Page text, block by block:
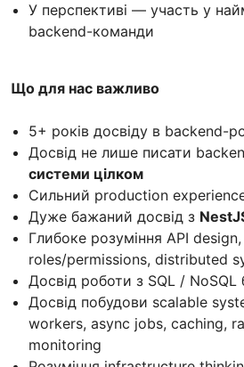
У перспективі — участь у
backend-команди
Що для нас важливо
5+ років досвіду в backend-
Досвід не лише писати
системи цілком
Сильний production
Дуже бажаний досвід з
Глибоке розуміння API
roles/permissions, distributed
Досвід роботи з SQL / NoSQL
Досвід побудови scalable
workers, async jobs, caching,
monitoring